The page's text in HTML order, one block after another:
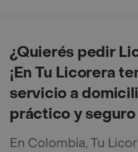
¿Quierés pedir
¡En Tu Licorera
servicio a
práctico y
En Colombia, Tu